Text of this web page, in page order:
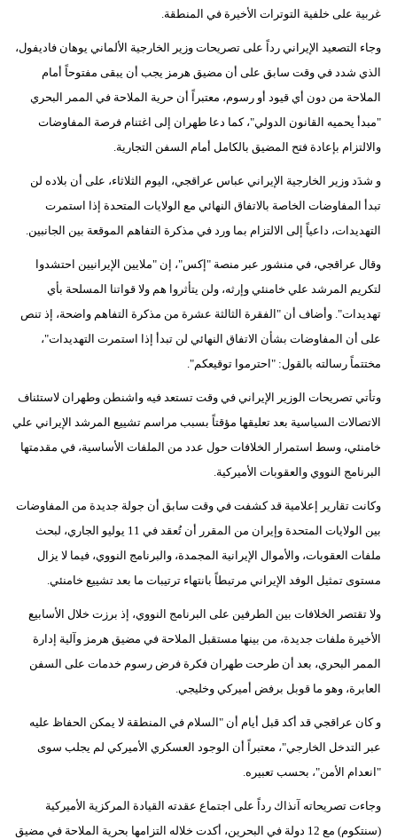
غربية على خلفية التوترات الأخيرة في المنطقة.
وجاء التصعيد الإيراني رداً على تصريحات وزير الخارجية الألماني يوهان فاديفول،
الذي شدد في وقت سابق على أن مضيق هرمز يجب أن يبقى مفتوحاً أمام
الملاحة من دون أي قيود أو رسوم، معتبراً أن حرية الملاحة في الممر البحري
"مبدأ يحميه القانون الدولي"، كما دعا طهران إلى اغتنام فرصة المفاوضات
والالتزام بإعادة فتح المضيق بالكامل أمام السفن التجارية.
و شدَد وزير الخارجية الإيراني عباس عراقجي، اليوم الثلاثاء، على أن بلاده لن
تبدأ المفاوضات الخاصة بالاتفاق النهائي مع الولايات المتحدة إذا استمرت
التهديدات، داعياً إلى الالتزام بما ورد في مذكرة التفاهم الموقعة بين الجانبين.
وقال عراقجي، في منشور عبر منصة "إكس"، إن "ملايين الإيرانيين احتشدوا
لتكريم المرشد علي خامنئي وإرثه، ولن يتأثروا هم ولا قواتنا المسلحة بأي
تهديدات". وأضاف أن "الفقرة الثالثة عشرة من مذكرة التفاهم واضحة، إذ تنص
على أن المفاوضات بشأن الاتفاق النهائي لن تبدأ إذا استمرت التهديدات"،
مختتماً رسالته بالقول: "احترموا توقيعكم".
وتأتي تصريحات الوزير الإيراني في وقت تستعد فيه واشنطن وطهران لاستئناف
الاتصالات السياسية بعد تعليقها مؤقتاً بسبب مراسم تشييع المرشد الإيراني علي
خامنئي، وسط استمرار الخلافات حول عدد من الملفات الأساسية، في مقدمتها
البرنامج النووي والعقوبات الأميركية.
وكانت تقارير إعلامية قد كشفت في وقت سابق أن جولة جديدة من المفاوضات
بين الولايات المتحدة وإيران من المقرر أن تُعقد في 11 يوليو الجاري، لبحث
ملفات العقوبات، والأموال الإيرانية المجمدة، والبرنامج النووي، فيما لا يزال
مستوى تمثيل الوفد الإيراني مرتبطاً بانتهاء ترتيبات ما بعد تشييع خامنئي.
ولا تقتصر الخلافات بين الطرفين على البرنامج النووي، إذ برزت خلال الأسابيع
الأخيرة ملفات جديدة، من بينها مستقبل الملاحة في مضيق هرمز وآلية إدارة
الممر البحري، بعد أن طرحت طهران فكرة فرض رسوم خدمات على السفن
العابرة، وهو ما قوبل برفض أميركي وخليجي.
و كان عراقجي قد أكد قبل أيام أن "السلام في المنطقة لا يمكن الحفاظ عليه
عبر التدخل الخارجي"، معتبراً أن الوجود العسكري الأميركي لم يجلب سوى
"انعدام الأمن"، بحسب تعبيره.
وجاءت تصريحاته آنذاك رداً على اجتماع عقدته القيادة المركزية الأميركية
(سنتكوم) مع 12 دولة في البحرين، أكدت خلاله التزامها بحرية الملاحة في مضيق